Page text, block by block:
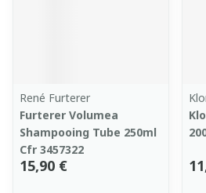
René Furterer
Furterer Volumea
Shampooing Tube 250ml
Cfr 3457322
15,90 €